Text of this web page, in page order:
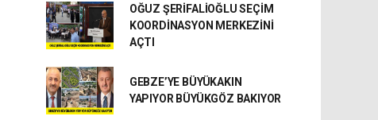
OĞUZ ŞERİFALİOĞLU SEÇİM
KOORDİNASYON MERKEZİNİ
AÇTI
GEBZE’YE BÜYÜKAKIN
YAPIYOR BÜYÜKGÖZ BAKIYOR